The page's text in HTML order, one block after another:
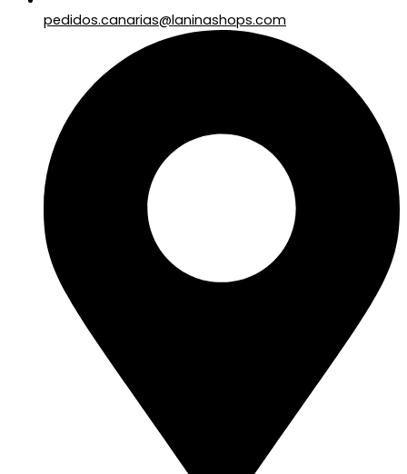
pedidos.canarias@laninashops.com